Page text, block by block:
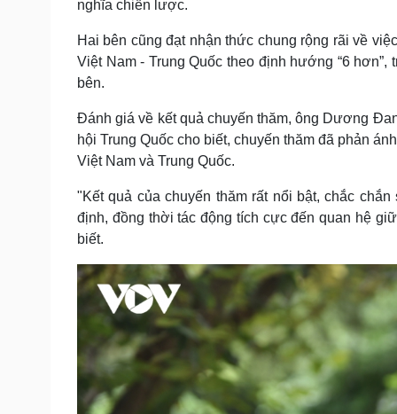
nghĩa chiến lược.
Hai bên cũng đạt nhận thức chung rộng rãi về
Việt Nam - Trung Quốc theo định hướng “6
bên.
Đánh giá về kết quả chuyến thăm, ông Dương
hội Trung Quốc cho biết, chuyến thăm đã phản
Việt Nam và Trung Quốc.
"Kết quả của chuyến thăm rất nổi bật, chắc
định, đồng thời tác động tích cực đến quan hệ
biết.